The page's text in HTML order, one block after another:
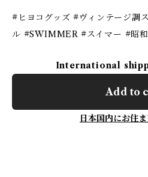
#ヒヨコグッズ #ヴィンテージ調
ル #SWIMMER #スイマー #昭
International
Add to
日本国内にお住